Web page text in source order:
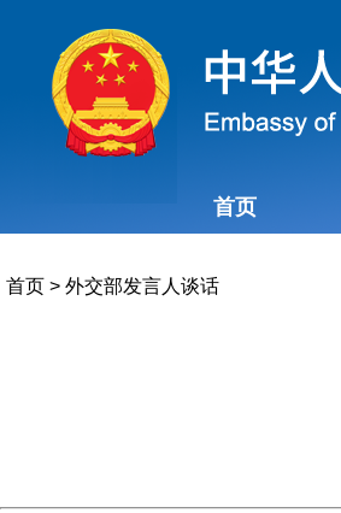
首页
首页 > 外交部发言人谈话